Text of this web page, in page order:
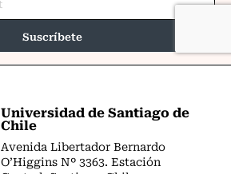
Universidad de Santiago de
Chile
Avenida Libertador Bernardo
O’Higgins Nº 3363. Estación